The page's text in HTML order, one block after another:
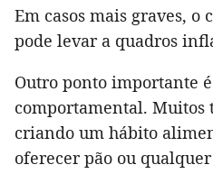
Em casos mais graves, o
pode levar a quadros
Outro ponto importante
comportamental. Muitos
criando um hábito
oferecer pão ou